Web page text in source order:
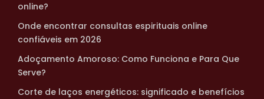
online?
Onde encontrar consultas espirituais online
confiáveis em 2026
Adoçamento Amoroso: Como Funciona e Para Que
Serve?
Corte de laços energéticos: significado e benefícios